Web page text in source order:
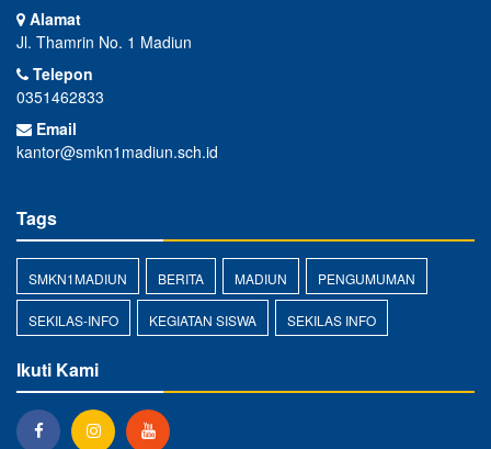
Alamat
Jl. Thamrin No. 1 Madiun
Telepon
0351462833
Email
kantor@smkn1madiun.sch.id
Tags
SMKN1MADIUN BERITA MADIUN PENGUMUMAN
SEKILAS-INFO KEGIATAN SISWA SEKILAS INFO
Ikuti Kami